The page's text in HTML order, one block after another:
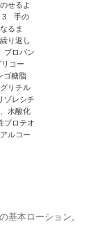
せるよ
3 手の
るま
り返し
プロパン
コー
ゴ糖脂
リチル
ゾレシチ
水酸化
プロテオ
ルコー
基本ローション。